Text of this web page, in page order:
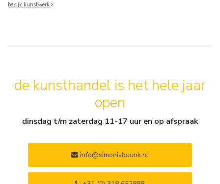
bekijk kunstwerk
de kunsthandel is het hele jaar
open
dinsdag t/m zaterdag 11-17 uur en op afspraak
info@simonisbuunk.nl